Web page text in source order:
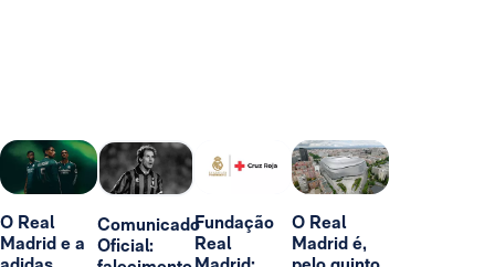
O Real
Madrid e a
Comunicado
Oficial:
Fundação
Real
O Real
Madrid é,